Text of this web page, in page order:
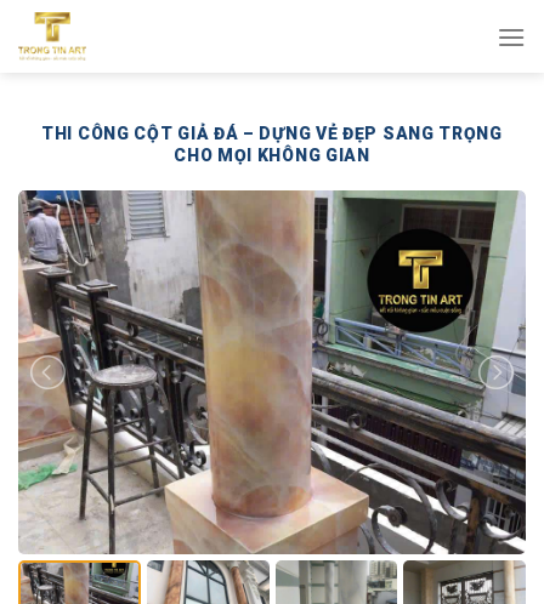
qua
THI CÔNG CỘT GIẢ ĐÁ – DỰNG VẺ ĐẸP SANG TRỌNG
CHO MỌI KHÔNG GIAN